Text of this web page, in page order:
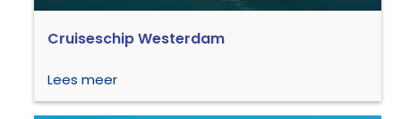
Cruiseschip Westerdam
Lees meer